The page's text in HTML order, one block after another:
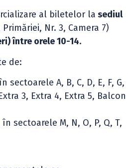
al biletelor la sediul
Nr. 3, Camera 7)
între orele 10-14.
de:
sectoarele A, B, C, D, E, F, G,
3, Extra 4, Extra 5, Balcon
sectoarele M, N, O, P, Q, T,